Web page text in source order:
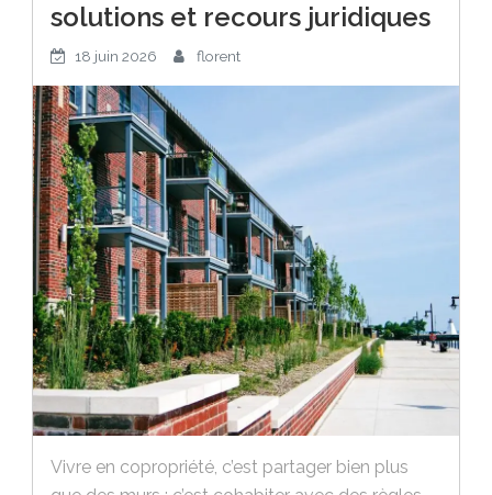
solutions et recours juridiques
18 juin 2026 florent
Vivre en copropriété, c’est partager bien plus